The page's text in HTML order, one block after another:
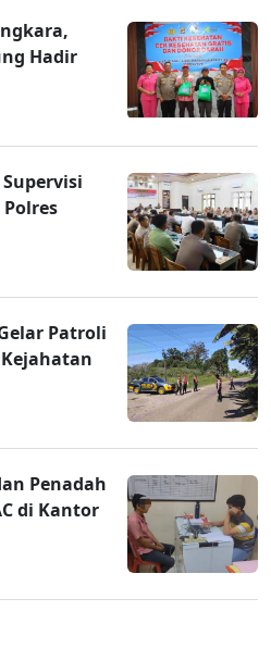
Hadir
Patroli
Penadah
di Kantor